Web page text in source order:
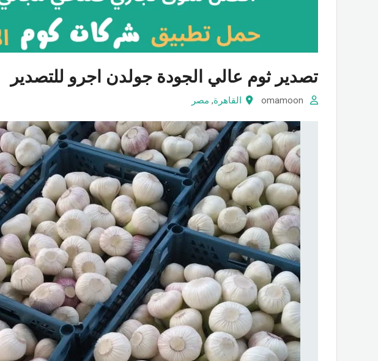
تصدير ثوم عالي الجودة جولدن اجرو للتصدير
القاهرة, مصر